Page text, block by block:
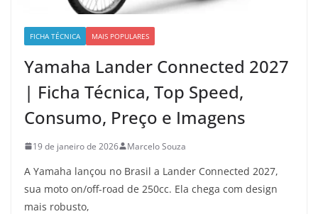
FICHA TÉCNICA MAIS POPULARES
Yamaha Lander Connected 2027
| Ficha Técnica, Top Speed,
Consumo, Preço e Imagens
19 de janeiro de 2026 Marcelo Souza
A Yamaha lançou no Brasil a Lander Connected 2027,
sua moto on/off-road de 250cc. Ela chega com design
mais robusto,